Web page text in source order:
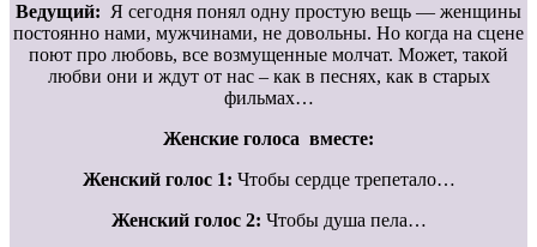
Ведущий: Я сегодня понял одну простую вещь — женщины
постоянно нами, мужчинами, не довольны. Но когда на сцене
поют про любовь, все возмущенные молчат. Может, такой
любви они и ждут от нас – как в песнях, как в старых
фильмах…
Женские голоса вместе:
Женский голос 1: Чтобы сердце трепетало…
Женский голос 2: Чтобы душа пела…